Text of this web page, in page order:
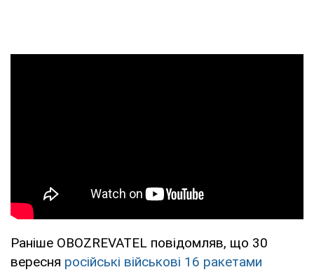
Раніше OBOZREVATEL повідомляв, що 30
вересня російські військові 16 ракетами